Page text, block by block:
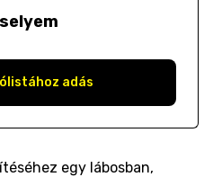
adás
egy lábosban,